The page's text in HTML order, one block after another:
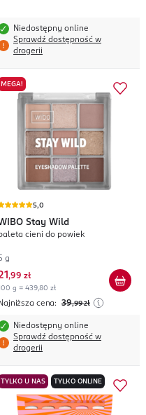
Niedostępny online
Sprawdź dostępność w
drogerii
MEGA!
5,0
Stay Wild
cieni do powiek
g
,99 zł
g = 439,80 zł
Najniższa cena: 39,99 zł
Niedostępny online
Sprawdź dostępność w
drogerii
TYLKO U NAS TYLKO ONLINE